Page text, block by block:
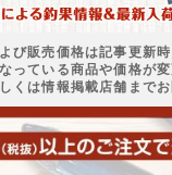
び販売価格は記事更新
っている商品や価格が
くは情報掲載店舗までお